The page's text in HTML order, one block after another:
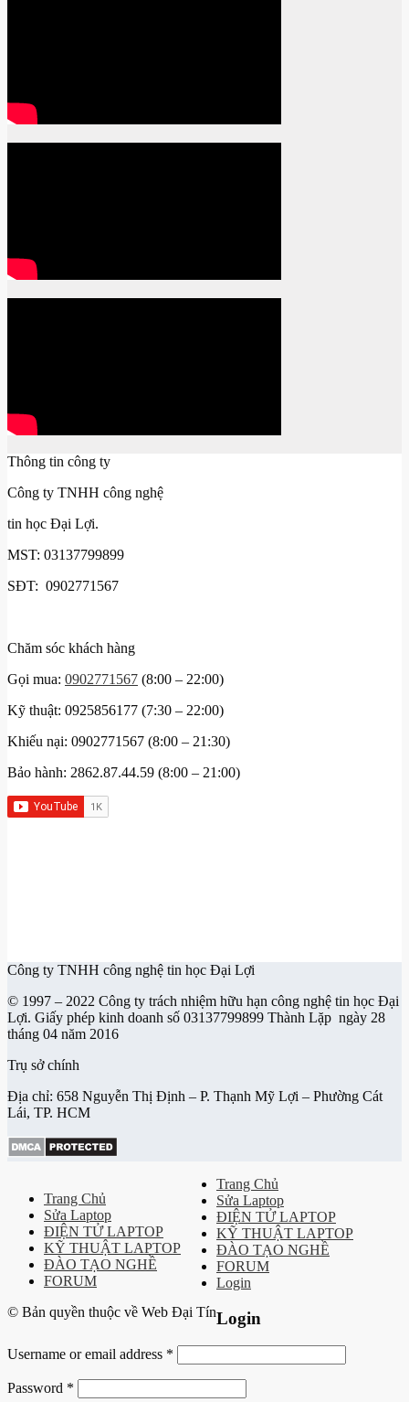
Thông tin công ty
Công ty TNHH công nghệ
tin học Đại Lợi.
MST: 03137799899
SĐT: 0902771567
Chăm sóc khách hàng
Gọi mua: 0902771567 (8:00 – 22:00)
Kỹ thuật: 0925856177 (7:30 – 22:00)
Khiếu nại: 0902771567 (8:00 – 21:30)
Bảo hành: 2862.87.44.59 (8:00 – 21:00)
Công ty TNHH công nghệ tin học Đại Lợi
© 1997 – 2022 Công ty trách nhiệm hữu hạn công nghệ tin học Đại
Lợi. Giấy phép kinh doanh số 03137799899 Thành Lặp ngày 28
tháng 04 năm 2016
Trụ sở chính
Địa chỉ: 658 Nguyễn Thị Định – P. Thạnh Mỹ Lợi – Phường Cát
Lái, TP. HCM
Trang Chủ
Sửa Laptop
ĐIỆN TỬ LAPTOP
KỸ THUẬT LAPTOP
ĐÀO TẠO NGHỀ
FORUM
© Bản quyền thuộc về Web Đại Tín
Trang Chủ
Sửa Laptop
ĐIỆN TỬ LAPTOP
KỸ THUẬT LAPTOP
ĐÀO TẠO NGHỀ
FORUM
Login
Login
Username or email address *
Password *